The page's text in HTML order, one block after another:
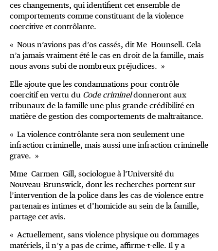
ces changements, qui identifient cet ensemble de
comportements comme constituant de la violence
coercitive et contrôlante.
« Nous n’avions pas d’os cassés, dit Me Hounsell. Cela
n’a jamais vraiment été le cas en droit de la famille, mais
nous avons subi de nombreux préjudices. »
Elle ajoute que les condamnations pour contrôle
coercitif en vertu du Code crimineldonneront aux
tribunaux de la famille une plus grande crédibilité en
matière de gestion des comportements de maltraitance.
« La violence contrôlante sera non seulement une
infraction criminelle, mais aussi une infraction criminelle
grave. »
Mme Carmen Gill, sociologue à l’Université du
Nouveau-Brunswick, dont les recherches portent sur
l’intervention de la police dans les cas de violence entre
partenaires intimes et d’homicide au sein de la famille,
partage cet avis.
« Actuellement, sans violence physique ou dommages
matériels, il n’y a pas de crime, affirme-t-elle. Il y a